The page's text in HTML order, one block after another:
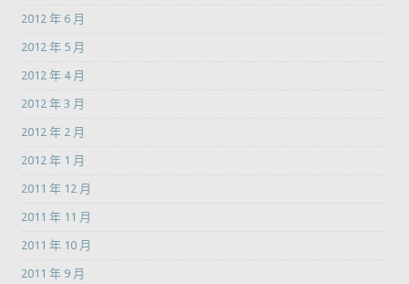
2012 年 6 月
2012 年 5 月
2012 年 4 月
2012 年 3 月
2012 年 2 月
2012 年 1 月
2011 年 12 月
2011 年 11 月
2011 年 10 月
2011 年 9 月